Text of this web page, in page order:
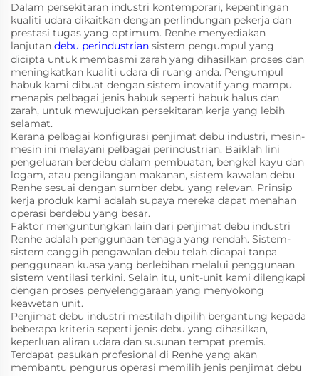
Dalam persekitaran industri kontemporari, kepentingan
kualiti udara dikaitkan dengan perlindungan pekerja dan
prestasi tugas yang optimum. Renhe menyediakan
lanjutan debu perindustrian sistem pengumpul yang
dicipta untuk membasmi zarah yang dihasilkan proses dan
meningkatkan kualiti udara di ruang anda. Pengumpul
habuk kami dibuat dengan sistem inovatif yang mampu
menapis pelbagai jenis habuk seperti habuk halus dan
zarah, untuk mewujudkan persekitaran kerja yang lebih
selamat.
Kerana pelbagai konfigurasi penjimat debu industri, mesin-
mesin ini melayani pelbagai perindustrian. Baiklah lini
pengeluaran berdebu dalam pembuatan, bengkel kayu dan
logam, atau pengilangan makanan, sistem kawalan debu
Renhe sesuai dengan sumber debu yang relevan. Prinsip
kerja produk kami adalah supaya mereka dapat menahan
operasi berdebu yang besar.
Faktor menguntungkan lain dari penjimat debu industri
Renhe adalah penggunaan tenaga yang rendah. Sistem-
sistem canggih pengawalan debu telah dicapai tanpa
penggunaan kuasa yang berlebihan melalui penggunaan
sistem ventilasi terkini. Selain itu, unit-unit kami dilengkapi
dengan proses penyelenggaraan yang menyokong
keawetan unit.
Penjimat debu industri mestilah dipilih bergantung kepada
beberapa kriteria seperti jenis debu yang dihasilkan,
keperluan aliran udara dan susunan tempat premis.
Terdapat pasukan profesional di Renhe yang akan
membantu pengurus operasi memilih jenis penjimat debu